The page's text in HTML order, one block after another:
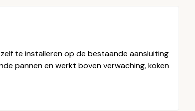
te installeren op de bestaande aansluiting
pannen en werkt boven verwaching, koken